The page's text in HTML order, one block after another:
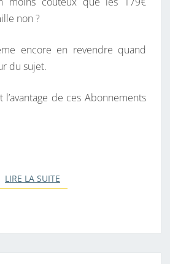
non ?
encore en revendre quand
du sujet.
de ces Abonnements
LIRE LA SUITE